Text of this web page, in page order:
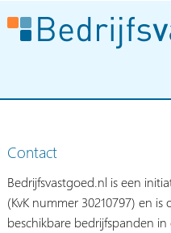
Contact
Bedrijfsvastgoed.nl is een
(KvK nummer 30210797) en
beschikbare bedrijfspanden